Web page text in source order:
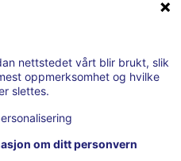
her
nettstedet vårt blir brukt, slik
oppmerksomhet og hvilke
slettes.
om ditt personvern